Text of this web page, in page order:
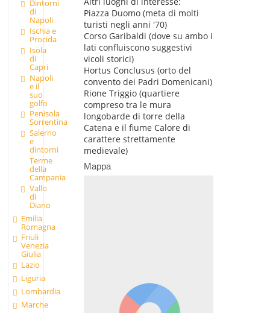
Dintorni
di
Napoli
Ischia e
Procida
Isola
di
Capri
Napoli
e il
suo
golfo
Penisola
Sorrentina
Salerno
e
dintorni
Terme
della
Campania
Vallo
di
Diano
Emilia
Romagna
Friuli
Venezia
Giulia
Lazio
Liguria
Lombardia
Marche
Piazza Duomo (meta di molti
turisti negli anni '70)
Corso Garibaldi (dove su ambo i
lati confluiscono suggestivi
vicoli storici)
Hortus Conclusus (orto del
convento dei Padri Domenicani)
Rione Triggio (quartiere
compreso tra le mura
longobarde di torre della
Catena e il fiume Calore di
carattere strettamente
medievale)
Mappa